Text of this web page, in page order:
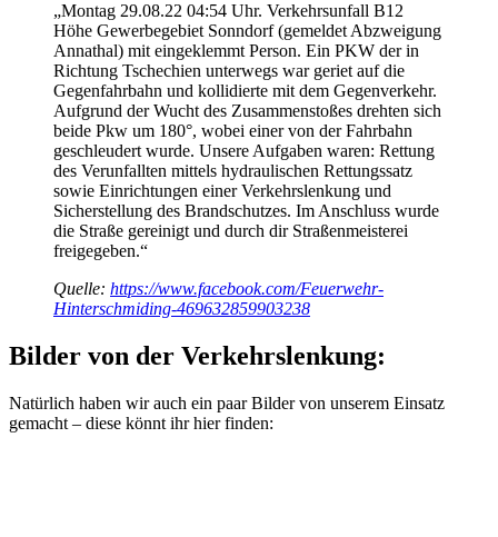
„Montag 29.08.22 04:54 Uhr. Verkehrsunfall B12
Höhe Gewerbegebiet Sonndorf (gemeldet Abzweigung
Annathal) mit eingeklemmt Person. Ein PKW der in
Richtung Tschechien unterwegs war geriet auf die
Gegenfahrbahn und kollidierte mit dem Gegenverkehr.
Aufgrund der Wucht des Zusammenstoßes drehten sich
beide Pkw um 180°, wobei einer von der Fahrbahn
geschleudert wurde. Unsere Aufgaben waren: Rettung
des Verunfallten mittels hydraulischen Rettungssatz
sowie Einrichtungen einer Verkehrslenkung und
Sicherstellung des Brandschutzes. Im Anschluss wurde
die Straße gereinigt und durch dir Straßenmeisterei
freigegeben.“
Quelle: https://www.facebook.com/Feuerwehr-
Hinterschmiding-469632859903238
Bilder von der Verkehrslenkung:
Natürlich haben wir auch ein paar Bilder von unserem Einsatz
gemacht – diese könnt ihr hier finden: